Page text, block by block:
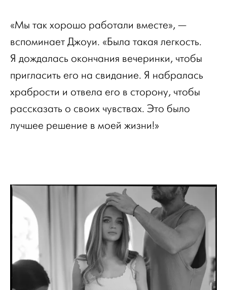
«Мы так хорошо работали вместе», —
вспоминает Джоуи. «Была такая легкость.
Я дождалась окончания вечеринки, чтобы
пригласить его на свидание. Я набралась
храбрости и отвела его в сторону, чтобы
рассказать о своих чувствах. Это было
лучшее решение в моей жизни!»